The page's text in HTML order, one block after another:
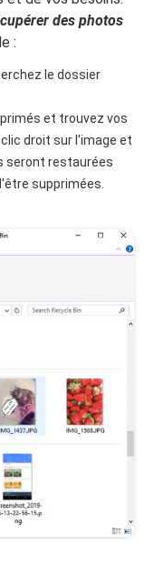
des photos
:
le dossier
et trouvez vos
droit sur l'image et
seront restaurées
supprimées.